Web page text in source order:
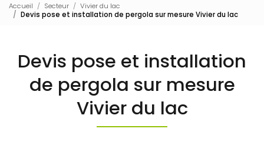
Accueil Secteur
Vivier du lac
Devis pose et installation de pergola sur mesure Vivier du lac
Devis pose et installation
de pergola sur mesure
Vivier du lac